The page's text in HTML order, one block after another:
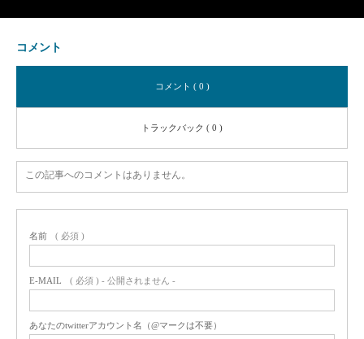
コメント
コメント ( 0 )
トラックバック ( 0 )
この記事へのコメントはありません。
名前 ( 必須 )
E-MAIL ( 必須 ) - 公開されません -
あなたのtwitterアカウント名（@マークは不要）